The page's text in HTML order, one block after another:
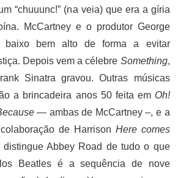
“chuuunc!” (na veia) que era a gíria
McCartney e o produtor George
baixo bem alto de forma a evitar
Depois vem a célebre Something,
Sinatra gravou. Outras músicas
a brincadeira anos 50 feita em Oh!
— ambas de McCartney –, e a
de Harrison Here comes
Abbey Road de tudo o que
Beatles é a sequência de nove